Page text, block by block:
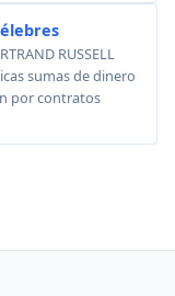
RUSSELL
sumas de dinero
por contratos